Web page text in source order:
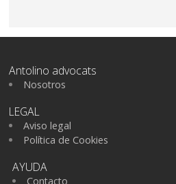
Antolino advocats
Nosotros
LEGAL
Aviso legal
Política de Cookies
AYUDA
Contacto